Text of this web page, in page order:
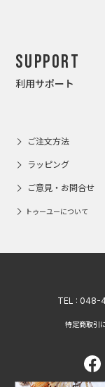
Support
利用サポート
ご注文方法
ラッピング
ご意見・お問合せ
トゥーユーについて
TEL : 048-
特定商取引